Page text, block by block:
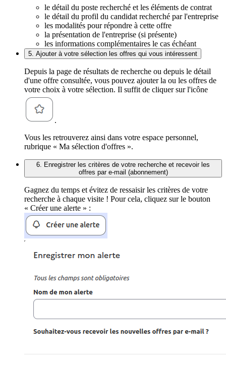
le détail du poste recherché et les éléments de contrat
le détail du profil du candidat recherché par l'entreprise
les modalités pour répondre à cette offre
la présentation de l'entreprise (si présente)
les informations complémentaires le cas échéant
5. Ajouter à votre sélection les offres qui vous intéressent
Depuis la page de résultats de recherche ou depuis le détail
d'une offre consultée, vous pouvez ajouter la ou les offres de
votre choix à votre sélection. Il suffit de cliquer sur l'icône
.
Vous les retrouverez ainsi dans votre espace personnel,
rubrique « Ma sélection d'offres ».
6. Enregistrer les critères de votre recherche et recevoir les
offres par e-mail (abonnement)
Gagnez du temps et évitez de ressaisir les critères de votre
recherche à chaque visite ! Pour cela, cliquez sur le bouton
« Créer une alerte » :